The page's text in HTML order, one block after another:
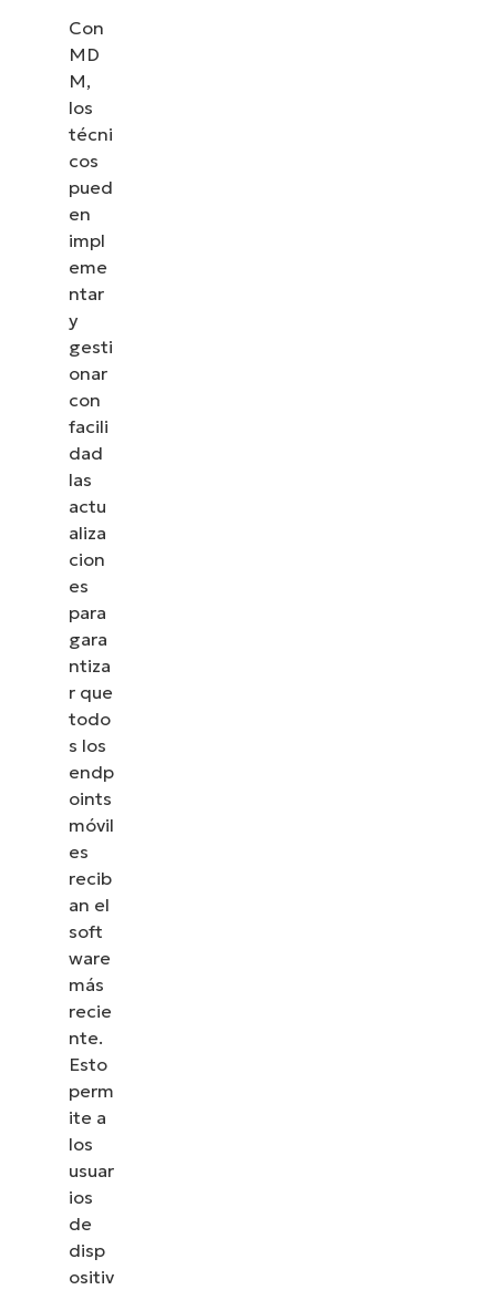
Con
MD
M,
los
técni
cos
pued
en
impl
eme
ntar
y
gesti
onar
con
facili
dad
las
actu
aliza
cion
es
para
gara
ntiza
r que
todo
s los
endp
oints
móvil
es
recib
an el
soft
ware
más
recie
nte.
Esto
perm
ite a
los
usuar
ios
de
disp
ositiv